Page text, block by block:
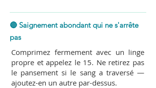
🔴 Saignement abondant qui ne s'arrête
pas
Comprimez fermement avec un linge
propre et appelez le 15. Ne retirez pas
le pansement si le sang a traversé —
ajoutez-en un autre par-dessus.